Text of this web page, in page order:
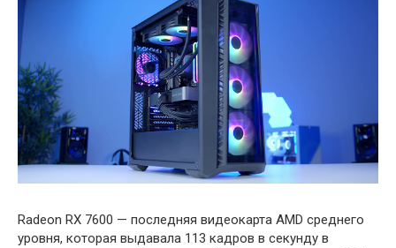
Radeon RX 7600 — последняя видеокарта AMD среднего
уровня, которая выдавала 113 кадров в секунду в